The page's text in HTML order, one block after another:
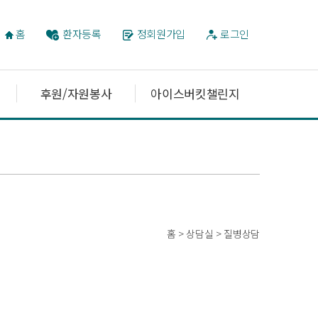
홈 환자등록 정회원가입 로그인
후원/자원봉사 아이스버킷챌린지
홈 > 상담실 > 질병상담